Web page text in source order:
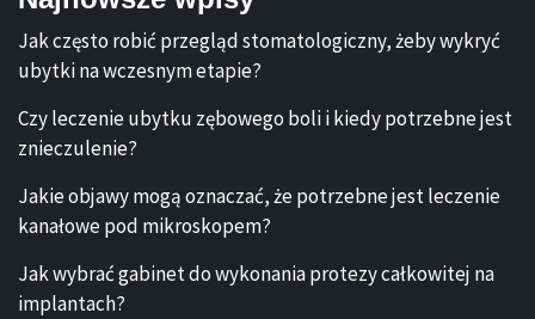
Jak często robić przegląd stomatologiczny, żeby wykryć
ubytki na wczesnym etapie?
Czy leczenie ubytku zębowego boli i kiedy potrzebne jest
znieczulenie?
Jakie objawy mogą oznaczać, że potrzebne jest leczenie
kanałowe pod mikroskopem?
Jak wybrać gabinet do wykonania protezy całkowitej na
implantach?